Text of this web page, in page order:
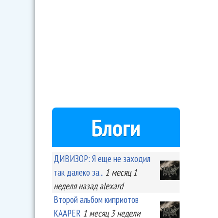
Блоги
ДИВИЗОР: Я еще не заходил
так далеко за... 1 месяц 1
неделяназад alexard
Второй альбом киприотов
KA'APER 1 месяц 3 недели